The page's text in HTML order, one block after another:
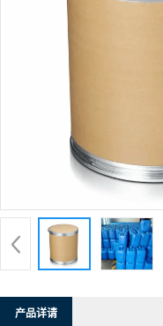
产品详请